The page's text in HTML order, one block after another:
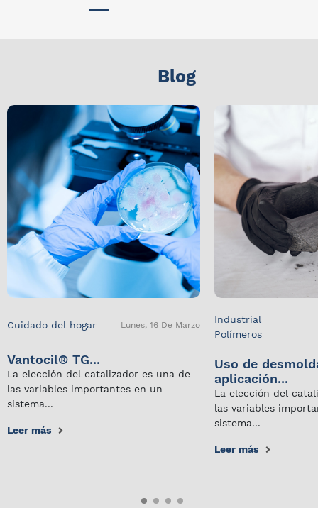
Blog
Cuidado del hogar Lunes, 16 De Marzo
Vantocil® TG...
La elección del catalizador es una de
las variables importantes en un
sistema...
Leer más
Industrial
Polímeros
Uso de
aplicación...
La elección del
las variables
sistema...
Leer más